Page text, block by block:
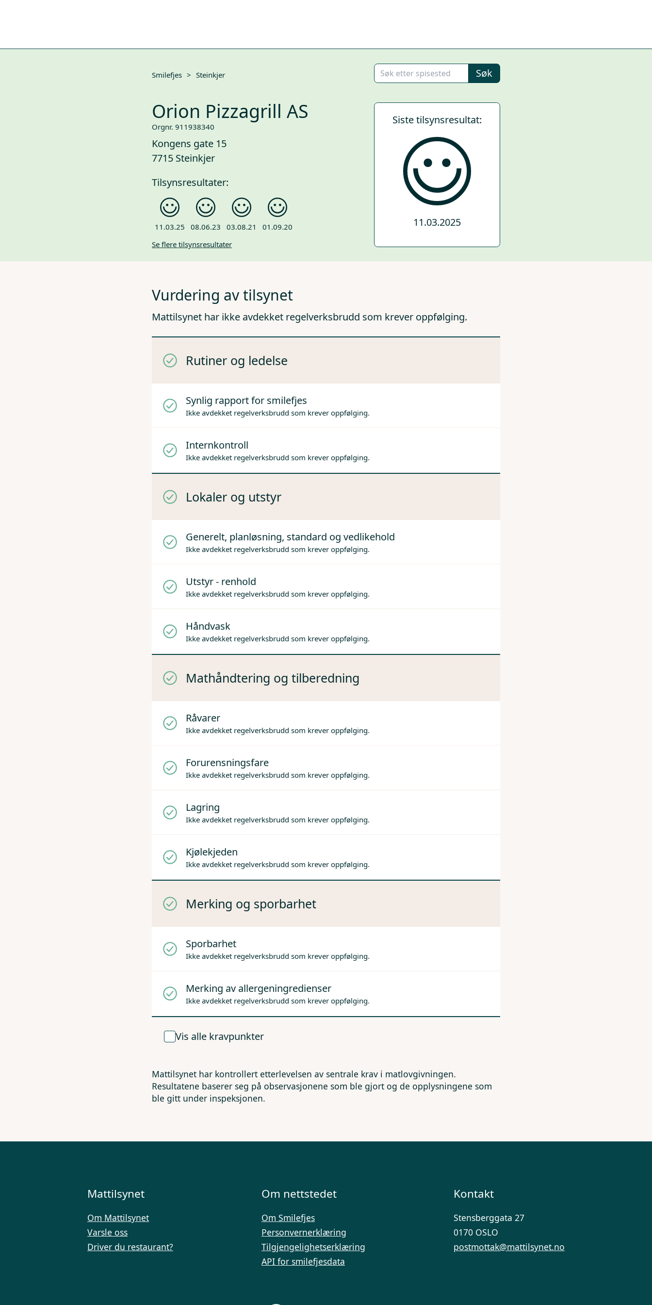
Smilefjes > Steinkjer Søk
Orion Pizzagrill AS
Orgnr. 911938340
Kongens gate 15
7715 Steinkjer
Tilsynsresultater:
11.03.25 08.06.23 03.08.21
01.09.20
Se flere tilsynsresultater
Siste tilsynsresultat:
11.03.2025
Vurdering av tilsynet
Mattilsynet har ikke avdekket regelverksbrudd som krever oppfølging.
Rutiner og ledelse
Synlig rapport for smilefjes
Ikke avdekket regelverksbrudd som krever oppfølging.
Internkontroll
Ikke avdekket regelverksbrudd som krever oppfølging.
Lokaler og utstyr
Generelt, planløsning, standard og vedlikehold
Ikke avdekket regelverksbrudd som krever oppfølging.
Utstyr - renhold
Ikke avdekket regelverksbrudd som krever oppfølging.
Håndvask
Ikke avdekket regelverksbrudd som krever oppfølging.
Mathåndtering og tilberedning
Råvarer
Ikke avdekket regelverksbrudd som krever oppfølging.
Forurensningsfare
Ikke avdekket regelverksbrudd som krever oppfølging.
Lagring
Ikke avdekket regelverksbrudd som krever oppfølging.
Kjølekjeden
Ikke avdekket regelverksbrudd som krever oppfølging.
Merking og sporbarhet
Sporbarhet
Ikke avdekket regelverksbrudd som krever oppfølging.
Merking av allergeningredienser
Ikke avdekket regelverksbrudd som krever oppfølging.
Vis alle kravpunkter
Mattilsynet har kontrollert etterlevelsen av sentrale krav i matlovgivningen.
Resultatene baserer seg på observasjonene som ble gjort og de opplysningene som
ble gitt under inspeksjonen.
Mattilsynet
Om Mattilsynet
Varsle oss
Driver du restaurant?
Om nettstedet
Om Smilefjes
Personvernerklæring
Tilgjengelighetserklæring
API for smilefjesdata
Kontakt
Stensberggata 27
0170 OSLO
postmottak@mattilsynet.no